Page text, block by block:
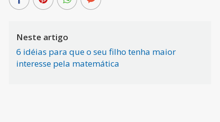
Neste artigo
6 idéias para que o seu filho tenha maior
interesse pela matemática